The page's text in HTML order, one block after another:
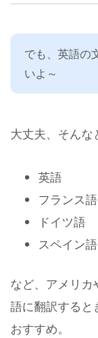
でも、英語の
いよ～
大丈夫、そんな
英語
フランス語
ドイツ語
スペイン語
など、アメリカ
語に翻訳すると
おすすめ。